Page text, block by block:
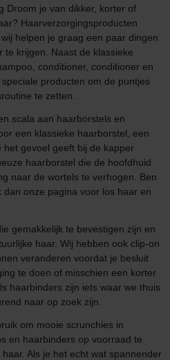
Droom je van dikker, korter of
Haarverzorgingsproducten
helpen je graag een paar dingen
te krijgen. Naast de klassieke
conditioner, conditioner en
producten om de puntjes
te zetten.
scala aan haarborstels en
een klassieke haarborstel, een
gevoel geeft bij de kapper
haarborstel die de hoofdhuid
naar de wortels te verhogen. Ben
onze pagina voor los haar en
gemakkelijk te bevestigen zijn en
haar. Wij hebben ook clip-on
veranderen voordat je besluit
te doen of misschien een korter
haarbinders zijn iets waar we thuis
naar op zoek zijn.
om mooie scrunchies in
en haarbinders op voorraad te
Als je het echt wat spannender